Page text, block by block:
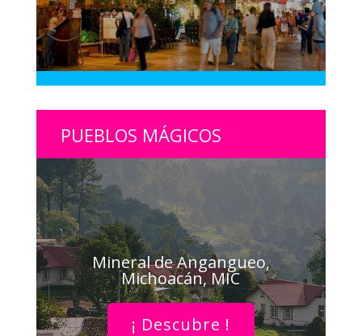
PUEBLOS MÁGICOS
Mineral de Angangueo,
Michoacán, MIC
¡ Descubre !